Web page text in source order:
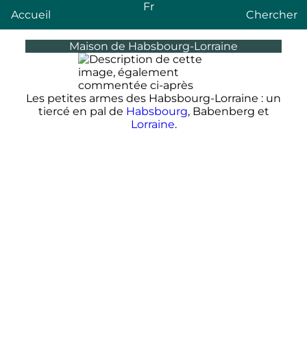
Accueil
Fr
Chercher
Maison de Habsbourg-Lorraine
Les petites armes des Habsbourg-Lorraine : un
tiercé en pal de Habsbourg, Babenberg et
Lorraine.